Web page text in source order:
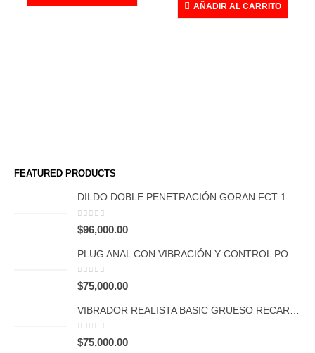
AÑADIR AL CARRITO
FEATURED PRODUCTS
DILDO DOBLE PENETRACIÓN GORAN FCT 1066
0out of 5
$96,000.00
0out of 5
$75,000.00
0out of 5
$75,000.00